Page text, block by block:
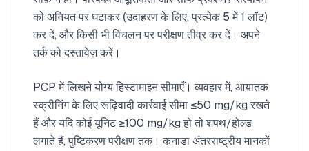
को अनियत पर घटाकर (उदाहरण के लिए, प्रत्येक 5 में 1 लॉट)
कर दें, और किसी भी विचलन पर परीक्षण तीव्र कर दें। अपने
तर्क को दस्तावेज़ करें।
PCP में लिखने योग्य हिस्टामाइन सीमाएँ। व्यवहार में, आयातक
स्क्रीनिंग के लिए रूढ़िवादी कार्रवाई सीमा ≤50 mg/kg रखते
हैं और यदि कोई यूनिट ≥100 mg/kg हो तो शपथ/होल्ड
लगाते हैं, पुष्टिकरण परीक्षण तक। कनाडा अंतरराष्ट्रीय मानकों